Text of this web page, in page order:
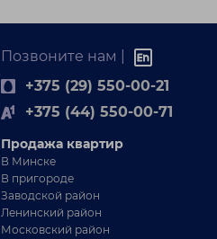
Позвоните нам |
+375 (29) 550-00-21
+375 (44) 550-00-71
Продажа квартир
В Минске
В пригороде
Заводской район
Ленинский район
Московский район